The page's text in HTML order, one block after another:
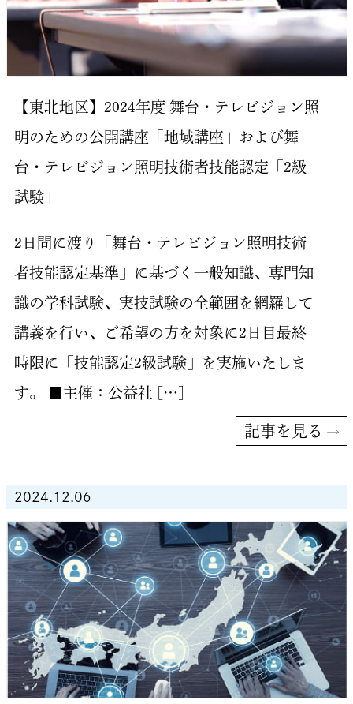
【東北地区】2024年度 舞台・テレビジョン照
明のための公開講座「地域講座」および舞
台・テレビジョン照明技術者技能認定「2級
試験」
2日間に渡り「舞台・テレビジョン照明技術
者技能認定基準」に基づく一般知識、専門知
識の学科試験、実技試験の全範囲を網羅して
講義を行い、ご希望の方を対象に2日目最終
時限に「技能認定2級試験」を実施いたしま
す。 ■主催：公益社 […]
記事を見る
2024.12.06